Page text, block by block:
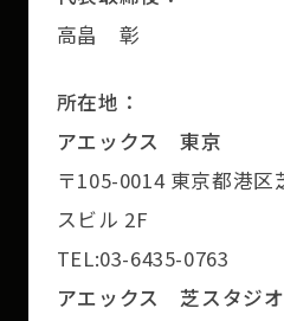
高畠 彰
所在地：
アエックス 東京
〒105-0014 東京都港区
スビル 2F
TEL:03-6435-0763
アエックス 芝スタジオ